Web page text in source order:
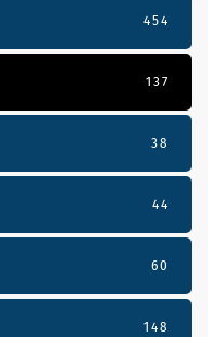
454
137
38
44
60
148